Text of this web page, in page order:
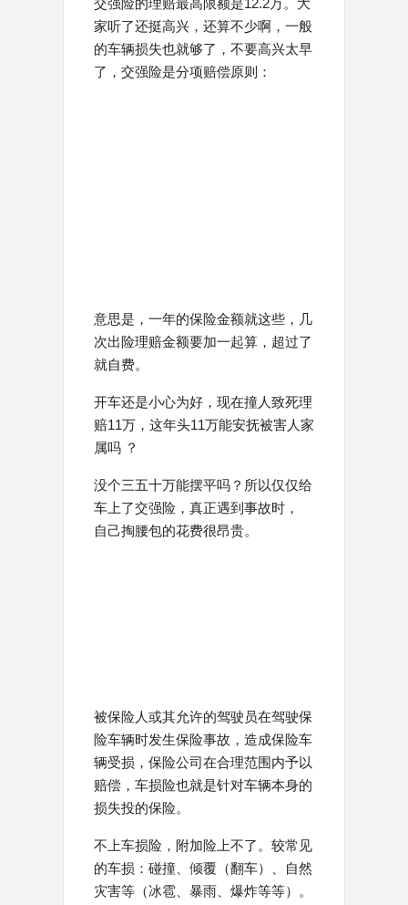
交强险的理赔最高限额是12.2万。大
家听了还挺高兴，还算不少啊，一般
的车辆损失也就够了，不要高兴太早
了，交强险是分项赔偿原则：
意思是，一年的保险金额就这些，几
次出险理赔金额要加一起算，超过了
就自费。
开车还是小心为好，现在撞人致死理
赔11万，这年头11万能安抚被害人家
属吗 ？
没个三五十万能摆平吗？所以仅仅给
车上了交强险，真正遇到事故时，
自己掏腰包的花费很昂贵。
被保险人或其允许的驾驶员在驾驶保
险车辆时发生保险事故，造成保险车
辆受损，保险公司在合理范围内予以
赔偿，车损险也就是针对车辆本身的
损失投的保险。
不上车损险，附加险上不了。较常见
的车损：碰撞、倾覆（翻车）、自然
灾害等（冰雹、暴雨、爆炸等等）。